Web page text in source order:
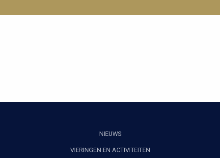
NIEUWS
VIERINGEN EN ACTIVITEITEN